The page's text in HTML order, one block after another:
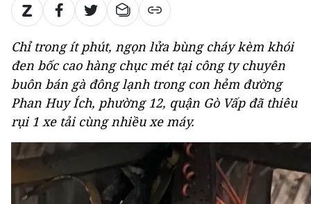
Chỉ trong ít phút, ngọn lửa bùng cháy kèm khói
đen bốc cao hàng chục mét tại công ty chuyên
buôn bán gà đông lạnh trong con hẻm đường
Phan Huy Ích, phường 12, quận Gò Vấp đã thiêu
rụi 1 xe tải cùng nhiều xe máy.